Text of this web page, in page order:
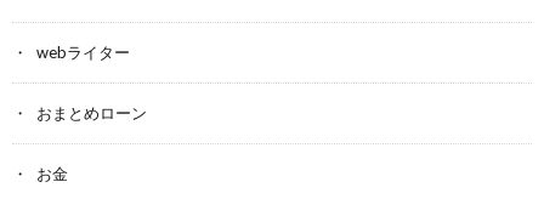
webライター
おまとめローン
お金